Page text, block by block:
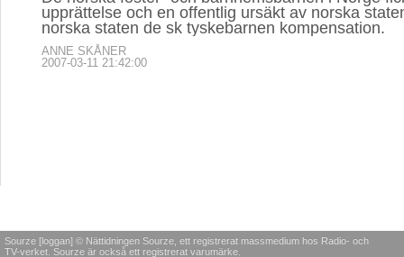
upprättelse och en offentlig ursäkt av norska
norska staten de sk tyskebarnen kompensation.
ANNE SKÅNER
2007-03-11 21:42:00
Sourze [loggan] © Nättidningen Sourze, ett registrerat massmedium hos Radio- och
TV-verket. Sourze är också ett registrerat varumärke.